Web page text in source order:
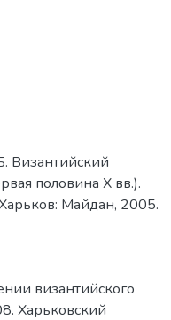
Византийский
половина Х вв.).
Майдан, 2005.
византийского
Харьковский